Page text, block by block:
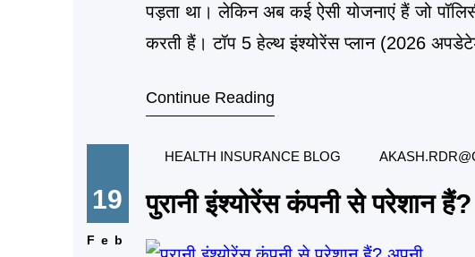
पड़ता था। लेकिन अब कई ऐसी योजनाएं हैं जो
करती हैं। टॉप 5 हेल्थ इंश्योरेंस प्लान (2026
Continue Reading
19
Feb
HEALTH INSURANCE BLOG
पुरानी इंश्योरेंस कंपनी से परेशान